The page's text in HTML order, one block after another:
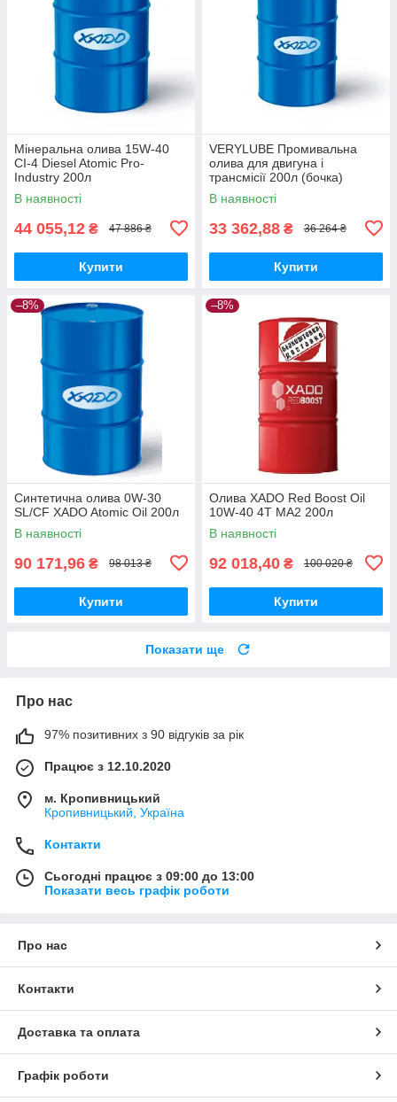
Мінеральна олива 15W-40
CI-4 Diesel Atomic Pro-
Industry 200л
В наявності
44 055,12 ₴ 47 886 ₴
Купити
VERYLUBE Промивальна
олива для двигуна і
трансмісії 200л (бочка)
В наявності
33 362,88 ₴ 36 264 ₴
Купити
–8%
Синтетична олива 0W-30
SL/CF XADO Atomic Oil 200л
В наявності
90 171,96 ₴ 98 013 ₴
Купити
–8%
Олива XADO Red Boost Oil
10W-40 4T MA2 200л
В наявності
92 018,40 ₴ 100 020 ₴
Купити
Показати ще
Про нас
97% позитивних з 90 відгуків за рік
Працює з 12.10.2020
м. Кропивницький
Кропивницький, Україна
Контакти
Сьогодні працює з 09:00 до 13:00
Показати весь графік роботи
Про нас
Контакти
Доставка та оплата
Графік роботи